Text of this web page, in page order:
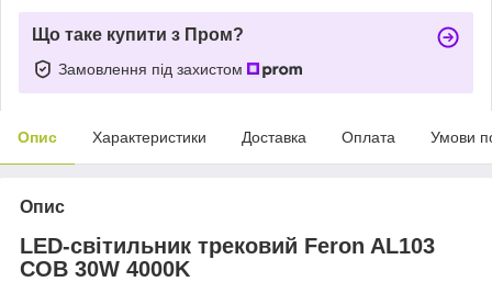
Що таке купити з Пром?
Замовлення під захистом
Опис Характеристики Доставка Оплата Умови
Опис
LED-світильник трековий Feron AL103
COB 30W 4000K